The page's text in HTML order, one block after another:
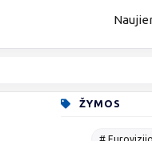
ŽYMOS
#